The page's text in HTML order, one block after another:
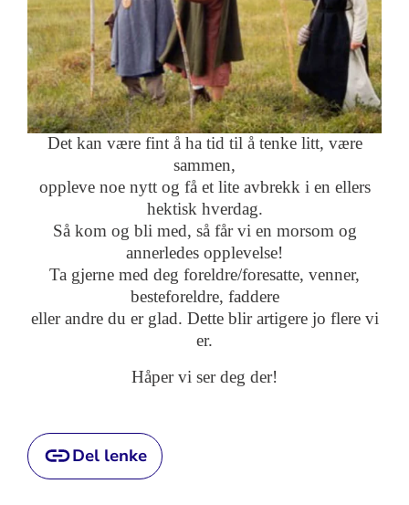
Det kan være fint å ha tid til å tenke litt, være
sammen,
oppleve noe nytt og få et lite avbrekk i en ellers
hektisk hverdag.
Så kom og bli med, så får vi en morsom og
annerledes opplevelse!
Ta gjerne med deg foreldre/foresatte, venner,
besteforeldre, faddere
eller andre du er glad. Dette blir artigere jo flere vi
er.
Håper vi ser deg der!
Del lenke